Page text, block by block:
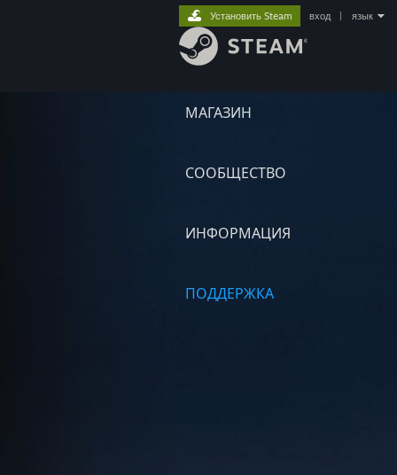
МАГАЗИН
СООБЩЕСТВО
ИНФОРМАЦИЯ
ПОДДЕРЖКА
Установить Steam вход язык